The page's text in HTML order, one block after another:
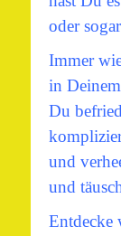
oder
Immer
in
Du
und
und
Entdecke